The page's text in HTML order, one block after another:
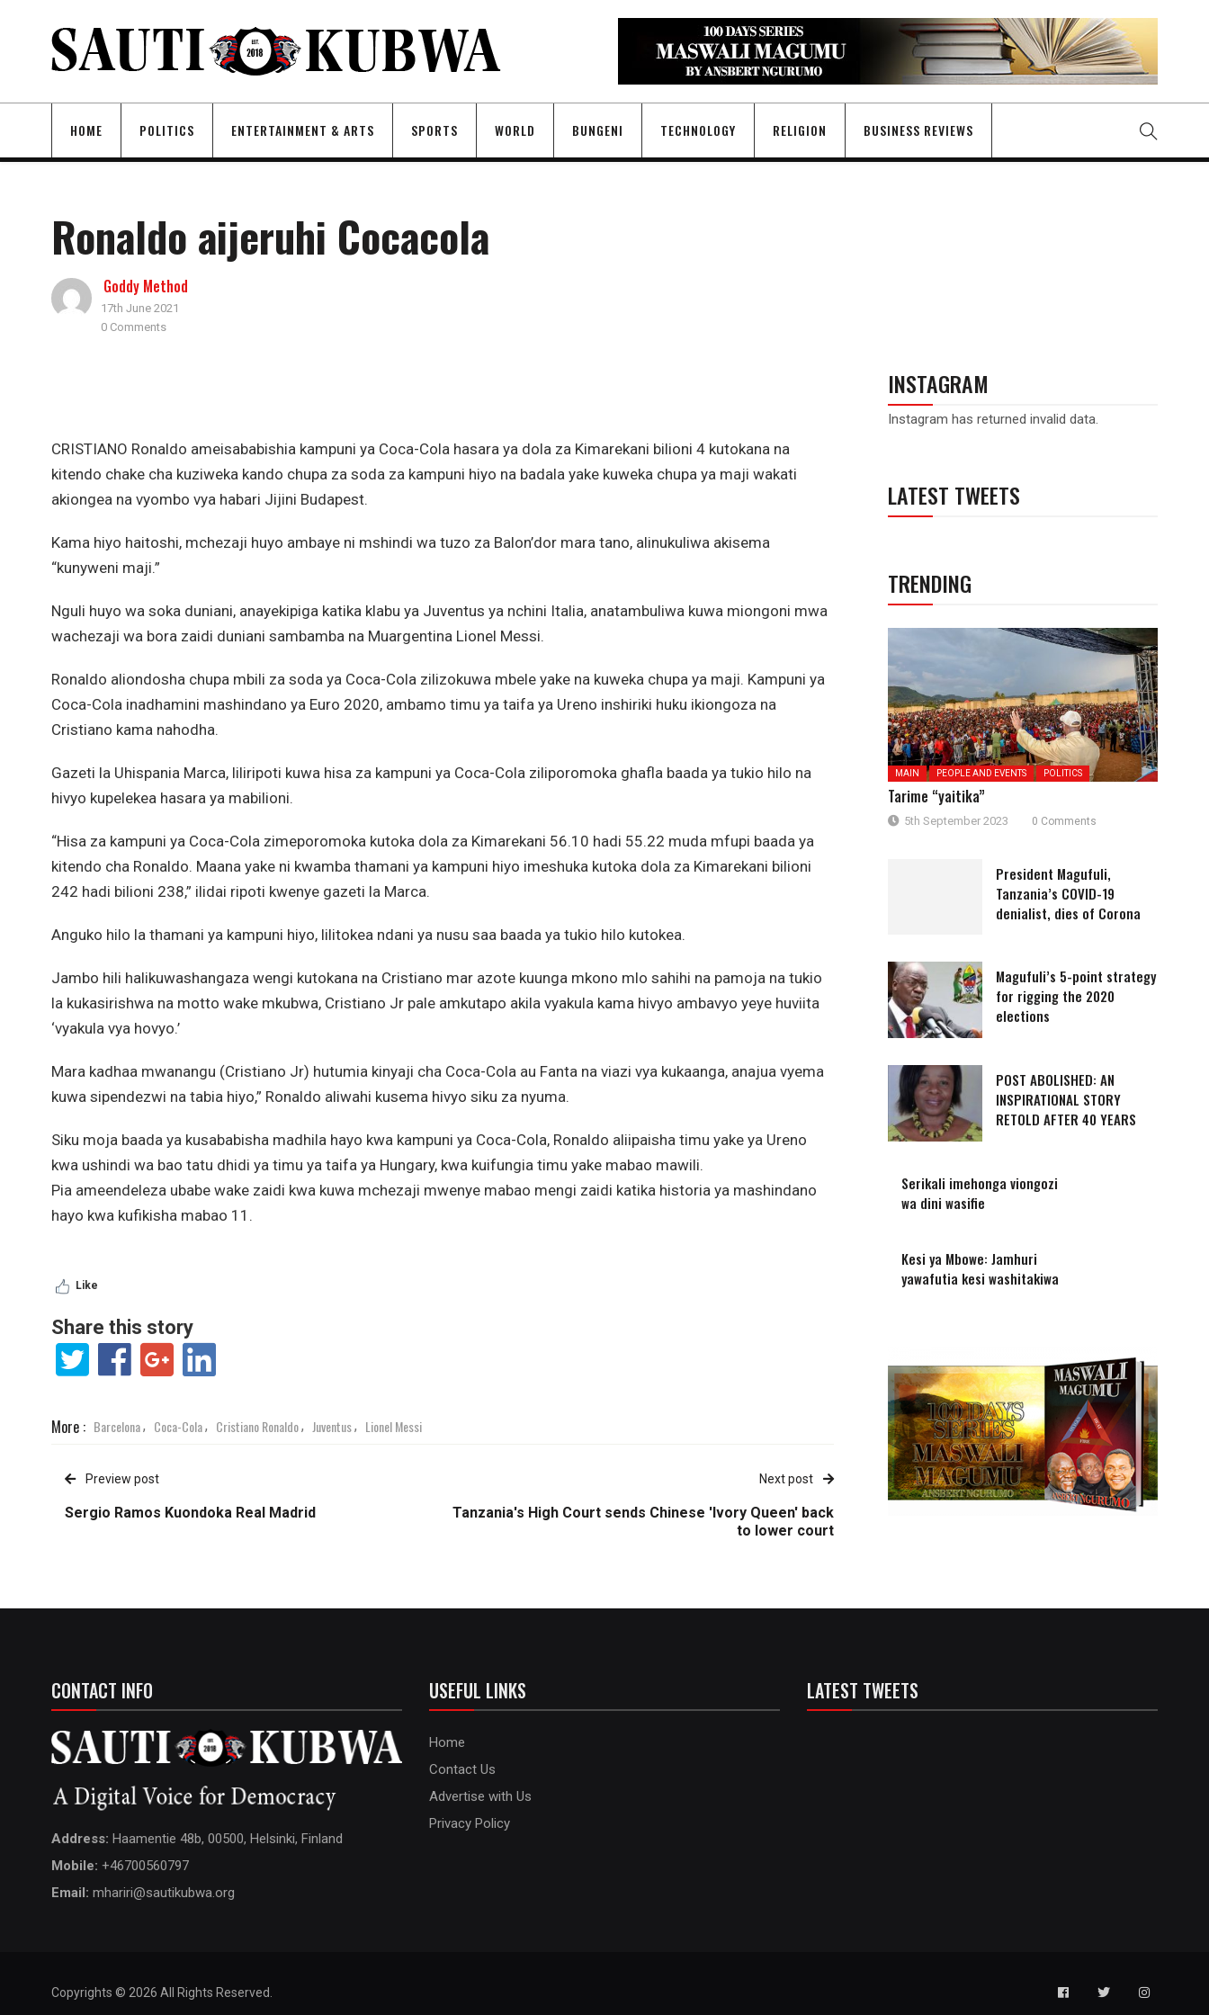
HOME POLITICS ENTERTAINMENT & ARTS SPORTS WORLD BUNGENI TECHNOLOGY RELIGION BUSINESS REVIEWS
Ronaldo aijeruhi Cocacola
Goddy Method
17th June 2021
0 Comments
CRISTIANO Ronaldo ameisababishia kampuni ya Coca-Cola hasara ya dola za Kimarekani bilioni 4 kutokana na
kitendo chake cha kuziweka kando chupa za soda za kampuni hiyo na badala yake kuweka chupa ya maji wakati
akiongea na vyombo vya habari Jijini Budapest.
Kama hiyo haitoshi, mchezaji huyo ambaye ni mshindi wa tuzo za Balon’dor mara tano, alinukuliwa akisema
“kunyweni maji.”
Nguli huyo wa soka duniani, anayekipiga katika klabu ya Juventus ya nchini Italia, anatambuliwa kuwa miongoni mwa
wachezaji wa bora zaidi duniani sambamba na Muargentina Lionel Messi.
Ronaldo aliondosha chupa mbili za soda ya Coca-Cola zilizokuwa mbele yake na kuweka chupa ya maji. Kampuni ya
Coca-Cola inadhamini mashindano ya Euro 2020, ambamo timu ya taifa ya Ureno inshiriki huku ikiongoza na
Cristiano kama nahodha.
Gazeti la Uhispania Marca, liliripoti kuwa hisa za kampuni ya Coca-Cola ziliporomoka ghafla baada ya tukio hilo na
hivyo kupelekea hasara ya mabilioni.
“Hisa za kampuni ya Coca-Cola zimeporomoka kutoka dola za Kimarekani 56.10 hadi 55.22 muda mfupi baada ya
kitendo cha Ronaldo. Maana yake ni kwamba thamani ya kampuni hiyo imeshuka kutoka dola za Kimarekani bilioni
242 hadi bilioni 238,” ilidai ripoti kwenye gazeti la Marca.
Anguko hilo la thamani ya kampuni hiyo, lilitokea ndani ya nusu saa baada ya tukio hilo kutokea.
Jambo hili halikuwashangaza wengi kutokana na Cristiano mar azote kuunga mkono mlo sahihi na pamoja na tukio
la kukasirishwa na motto wake mkubwa, Cristiano Jr pale amkutapo akila vyakula kama hivyo ambavyo yeye huviita
‘vyakula vya hovyo.’
Mara kadhaa mwanangu (Cristiano Jr) hutumia kinyaji cha Coca-Cola au Fanta na viazi vya kukaanga, anajua vyema
kuwa sipendezwi na tabia hiyo,” Ronaldo aliwahi kusema hivyo siku za nyuma.
Siku moja baada ya kusababisha madhila hayo kwa kampuni ya Coca-Cola, Ronaldo aliipaisha timu yake ya Ureno
kwa ushindi wa bao tatu dhidi ya timu ya taifa ya Hungary, kwa kuifungia timu yake mabao mawili.
Pia ameendeleza ubabe wake zaidi kwa kuwa mchezaji mwenye mabao mengi zaidi katika historia ya mashindano
hayo kwa kufikisha mabao 11.
Like
Share this story
More : Barcelona, Coca-Cola, Cristiano Ronaldo, Juventus, Lionel Messi
Preview post
Sergio Ramos Kuondoka Real Madrid
Next post
Tanzania's High Court sends Chinese 'Ivory Queen' back
to lower court
INSTAGRAM
Instagram has returned invalid data.
LATEST TWEETS
TRENDING
MAIN PEOPLE AND EVENTS POLITICS
Tarime “yaitika”
5th September 2023 0 Comments
President Magufuli,
Tanzania’s COVID-19
denialist, dies of Corona
Magufuli’s 5-point strategy
for rigging the 2020
elections
POST ABOLISHED: AN
INSPIRATIONAL STORY
RETOLD AFTER 40 YEARS
Serikali imehonga viongozi
wa dini wasifie
Kesi ya Mbowe: Jamhuri
yawafutia kesi washitakiwa
CONTACT INFO
Address: Haamentie 48b, 00500, Helsinki, Finland
Mobile: +46700560797
Email: mhariri@sautikubwa.org
USEFUL LINKS
Home
Contact Us
Advertise with Us
Privacy Policy
LATEST TWEETS
Copyrights © 2026 All Rights Reserved.